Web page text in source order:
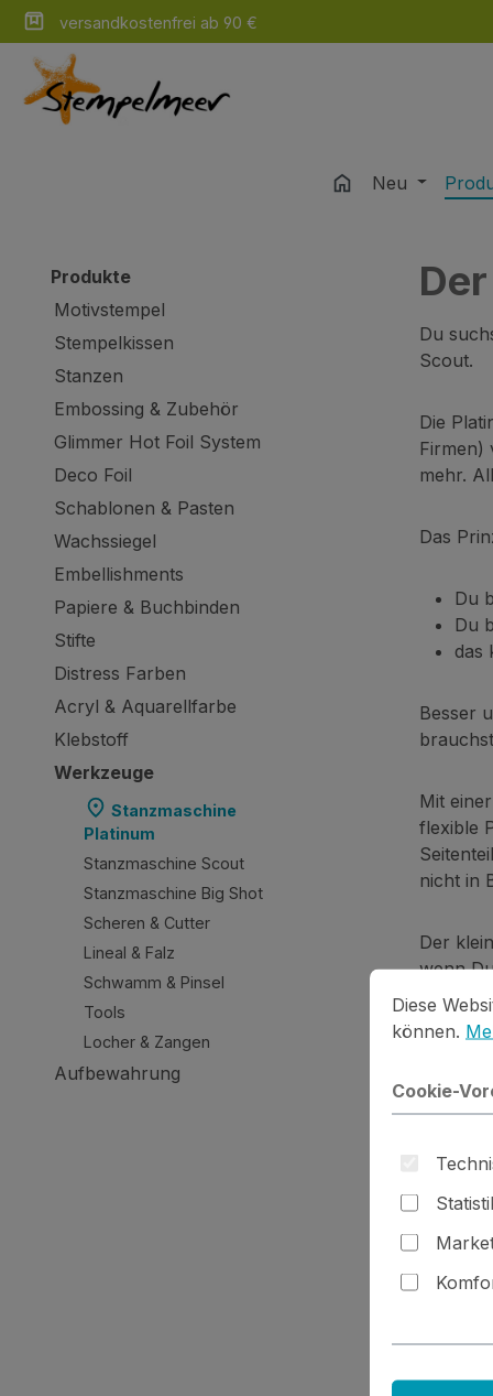
Hauptinhalt springen
Zur Suche springen
Zur Hauptnavigation springen
versandkostenfrei ab 90 €
Neu
Produkte
Motivstempel
Stempelkissen
Stanzen
Embossing & Zubehör
Glimmer Hot Foil System
Deco Foil
Schablonen & Pasten
Wachssiegel
Embellishments
Papiere & Buchbinden
Stifte
Distress Farben
Acryl & Aquarellfarbe
Klebstoff
Werkzeuge
Stanzmaschine
Platinum
Stanzmaschine Scout
Stanzmaschine Big Shot
Scheren & Cutter
Lineal & Falz
Schwamm & Pinsel
Tools
Locher & Zangen
Aufbewahrung
Du
Scout.
Die
Firmen)
mehr.
Das
Du
Du
das
Besser
Mit
flexible
nicht in
Der
wenn
Cookie-
Diese
Diese
können.
Cookie-